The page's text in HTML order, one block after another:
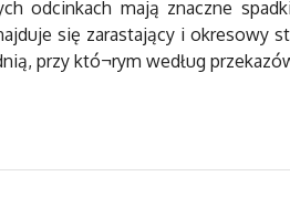
mają znaczne
się zarastający i okresowy
przy któ¬rym według